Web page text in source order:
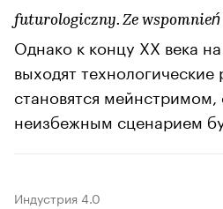
futurologiczny. Ze
Однако к концу XX века
выходят
становятся
неизбежным сценарием
Индустрия 4.0